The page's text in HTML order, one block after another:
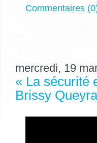
Commentaires
mercredi, 19
« La sécurité
Brissy